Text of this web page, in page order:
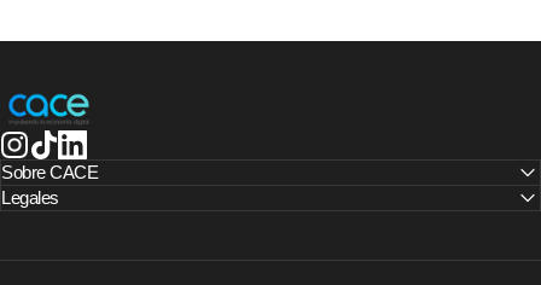
CACE | Cámara Argentina de Comercio Electrónico
Instagram
TikTokLinkedIn
Sobre CACE
Legales